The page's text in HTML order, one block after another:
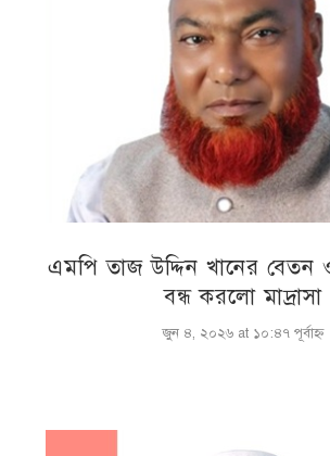
এমপি তাজ উদ্দিন খানের
বন্ধ করলো মাদ্রাসা
জুন ৪, ২০২৬ at ১০:৪৭ পূর্বাহ্ণ